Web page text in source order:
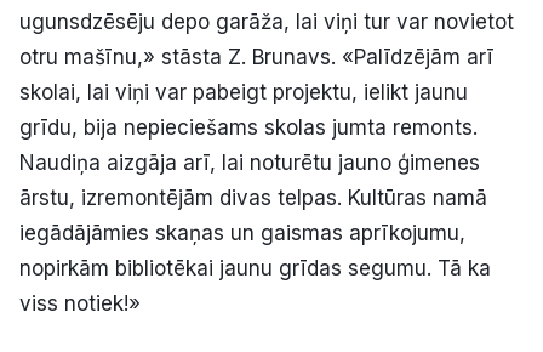
ugunsdzēsēju depo garāža, lai viņi tur var novietot
otru mašīnu,» stāsta Z. Brunavs. «Palīdzējām arī
skolai, lai viņi var pabeigt projektu, ielikt jaunu
grīdu, bija nepieciešams skolas jumta remonts.
Naudiņa aizgāja arī, lai noturētu jauno ģimenes
ārstu, izremontējām divas telpas. Kultūras namā
iegādājāmies skaņas un gaismas aprīkojumu,
nopirkām bibliotēkai jaunu grīdas segumu. Tā ka
viss notiek!»